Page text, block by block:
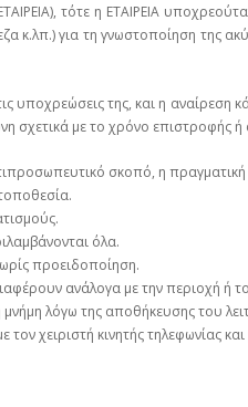
τότε η ΕΤΑΙΡΕΙΑ
κ.λπ.) για τη γνωστοποίηση της
υποχρεώσεις της, και η
σχετικά με το χρόνο επιστροφής ή
σκοπό, η
όλα.
προειδοποίηση.
ανάλογα με την περιοχή ή
λόγω της αποθήκευσης του
χειριστή κινητής τηλεφωνίας